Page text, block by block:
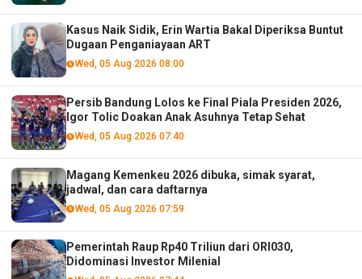
Kasus Naik Sidik, Erin Wartia Bakal Diperiksa Buntut
Dugaan Penganiayaan ART
Wed, 05 Aug 2026 08:00
Persib Bandung Lolos ke Final Piala Presiden 2026,
Igor Tolic Doakan Anak Asuhnya Tetap Sehat
Wed, 05 Aug 2026 07:40
Magang Kemenkeu 2026 dibuka, simak syarat,
jadwal, dan cara daftarnya
Wed, 05 Aug 2026 07:59
Pemerintah Raup Rp40 Triliun dari ORI030,
Didominasi Investor Milenial